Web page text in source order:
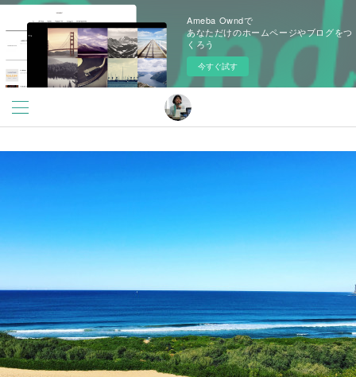
Ameba Owndで
あなただけのホームページやブログをつ
くろう
今すぐ試す